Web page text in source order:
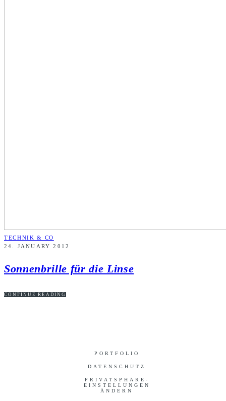
TECHNIK & CO
24. JANUARY 2012
Sonnenbrille für die Linse
CONTINUE READING
PORTFOLIO
DATENSCHUTZ
PRIVATSPHÄRE-
EINSTELLUNGEN
ÄNDERN